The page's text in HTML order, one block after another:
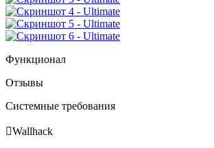
Функционал
Отзывы
Системные требования
Wallhack